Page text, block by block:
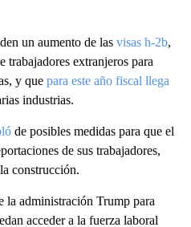
un aumento de las visas h-2b,
trabajadores extranjeros para
y que para este año fiscal llega
industrias.
de posibles medidas para que el
de sus trabajadores,
construcción.
la administración Trump para
acceder a la fuerza laboral